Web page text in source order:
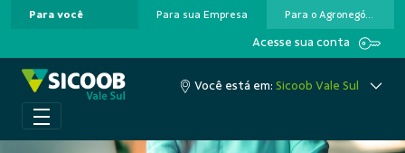
Pular para o Conteúdo principal
Para você Para sua Empresa Para o Agronegócio
Acesse sua conta
Você está em:Sicoob Vale Sul